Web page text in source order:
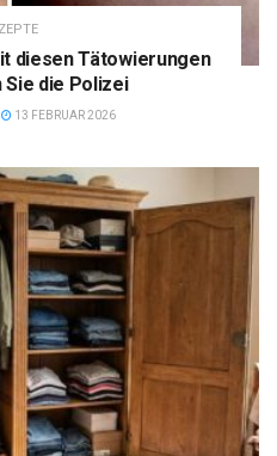
diesen Tätowierungen
die Polizei
13 FEBRUAR 2026